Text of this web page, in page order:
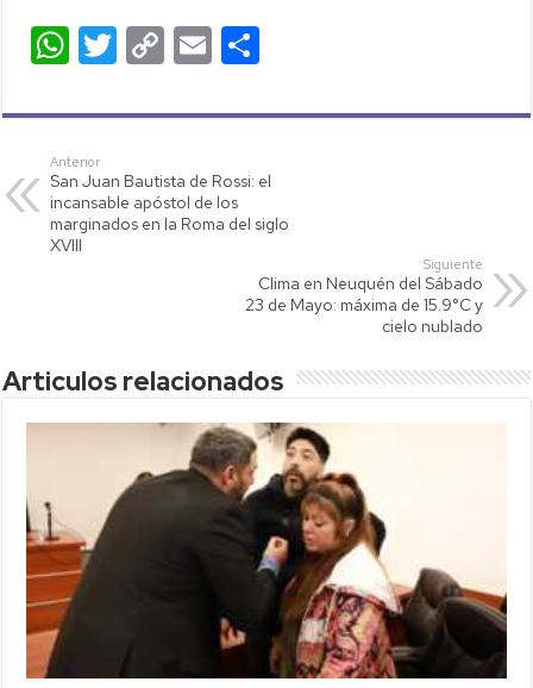
W
at
s
A
p
T
tt
C
p
Li
nk
E
ail m
ar
tir
Anterior
San Juan Bautista de Rossi: el
incansable apóstol de los
marginados en la Roma del siglo
XVIII
Siguiente
Clima en Neuquén del Sábado
23 de Mayo: máxima de 15.9°C y
cielo nublado
Articulos relacionados